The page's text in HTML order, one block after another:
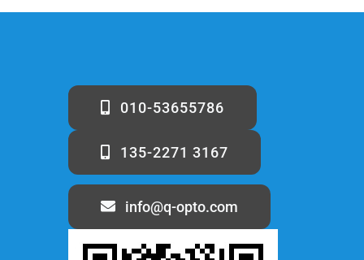
010-53655786
135-2271 3167
info@q-opto.com